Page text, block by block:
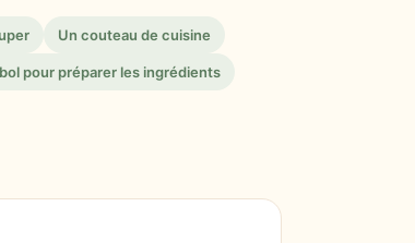
Un couteau de cuisine
pour préparer les ingrédients